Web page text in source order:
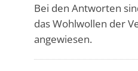
Bei den Antworten
das Wohlwollen der
angewiesen.